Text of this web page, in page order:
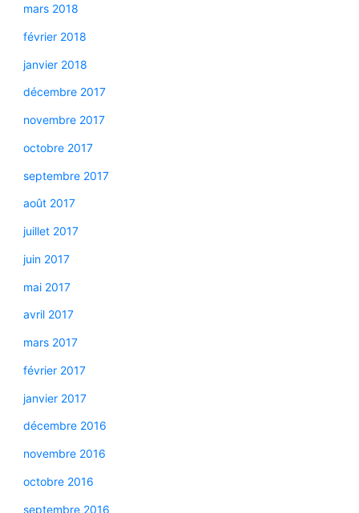
mars 2018
février 2018
janvier 2018
décembre 2017
novembre 2017
octobre 2017
septembre 2017
août 2017
juillet 2017
juin 2017
mai 2017
avril 2017
mars 2017
février 2017
janvier 2017
décembre 2016
novembre 2016
octobre 2016
septembre 2016